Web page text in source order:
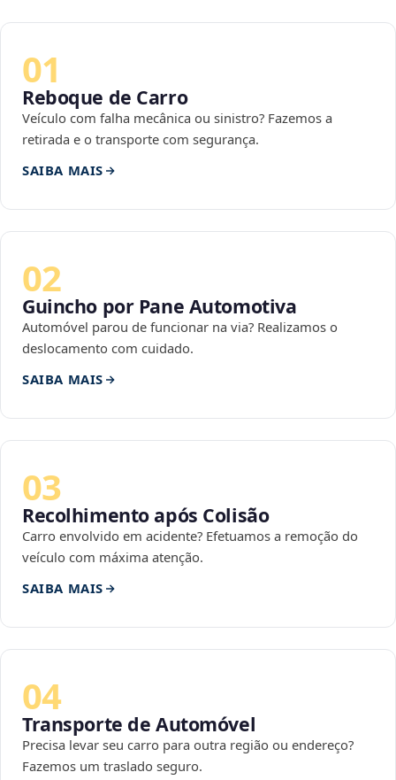
01
Reboque de Carro
Veículo com falha mecânica ou sinistro? Fazemos a
retirada e o transporte com segurança.
SAIBA MAIS
02
Guincho por Pane Automotiva
Automóvel parou de funcionar na via? Realizamos o
deslocamento com cuidado.
SAIBA MAIS
03
Recolhimento após Colisão
Carro envolvido em acidente? Efetuamos a remoção do
veículo com máxima atenção.
SAIBA MAIS
04
Transporte de Automóvel
Precisa levar seu carro para outra região ou endereço?
Fazemos um traslado seguro.